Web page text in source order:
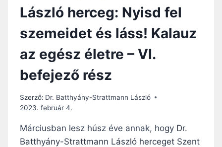
László herceg: Nyisd fel
szemeidet és láss! Kalauz
az egész életre – VI.
befejező rész
Szerző: Dr. Batthyány-Strattmann László
2023. február 4.
Márciusban lesz húsz éve annak, hogy Dr.
Batthyány-Strattmann László herceget Szent